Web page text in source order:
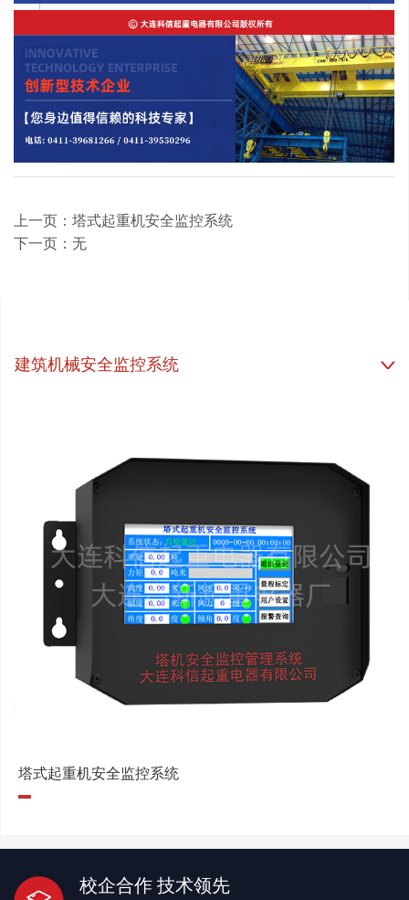
上一页：塔式起重机安全监控系统
下一页：无
建筑机械安全监控系统
塔式起重机安全监控系统
校企合作 技术领先